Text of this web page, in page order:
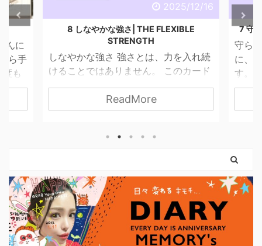
4/29
んに
ら手
も
せ
思っ
ーに
ま
押せ
2025/12/16
8 しなやかな強さ| THE FLEXIBLE
STRENGTH
しなやかな強さ 強さとは、力を入れ続
けることではありません。 このカード
が描くのは、やさしさを失わずに、世
界と関わっていく力。 無理に押し切ら
なくてもいい。 我慢し続けなくてもい
け力を使えばいいのです。 弓を引く手
に、やさしさを捨てなくていい」 とい
うことを教えてくれます。 前のカード
で育ててきた意志は、 ここで初めて、
外の世界に触れはじめます。 それは大
きな行動でなくてもかまいません。 小
ReadMore
7 守
守ら
に、
す。
って
ちゃ
りも
に、